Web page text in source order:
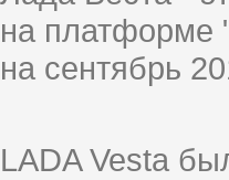
на платформе
на сентябрь
LADA Vesta